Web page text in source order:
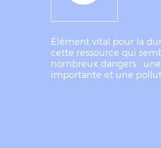
Élément vital pour la
cette ressource qui
nombreux dangers :
importante et une